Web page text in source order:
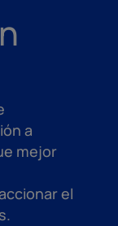
a
mejor
el